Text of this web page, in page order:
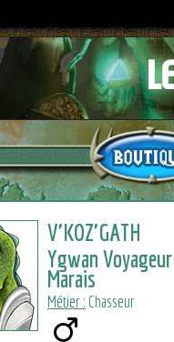
V'KOZ'GATH
Ygwan
Marais
Métier : Chasseur